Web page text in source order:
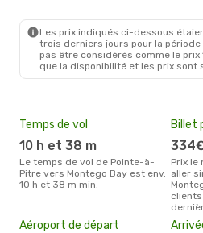
Les prix indiqués ci-dessous
trois derniers jours pour la
pas être considérés comme le
que la disponibilité et les prix sont
Temps de vol
10 h et 38 m
Le temps de vol de Pointe-à-
Pitre vers Montego Bay est env.
10 h et 38 m min.
Billet
Prix le moins cher pour un billet
aller
Aéroport de départ